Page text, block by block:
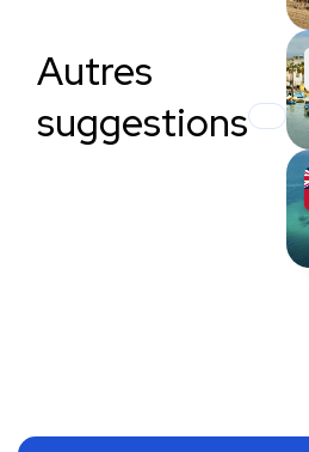
Autres
suggestions